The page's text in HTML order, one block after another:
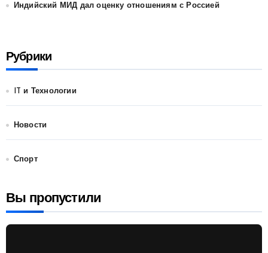
Индийский МИД дал оценку отношениям с Россией
Рубрики
IT и Технологии
Новости
Спорт
Вы пропустили